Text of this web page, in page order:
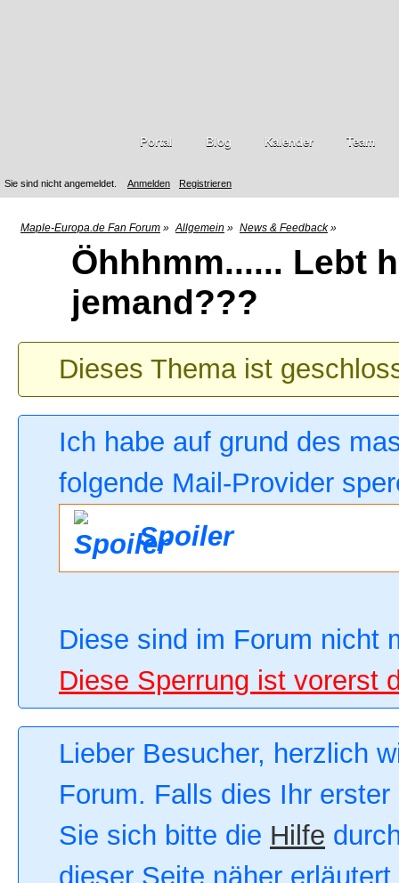
Sie sind nicht angemeldet. Anmelden Registrieren
Portal Blog Kalender Team
Maple-Europa.de Fan Forum » Allgemein » News & Feedback»
Öhhhmm...... Lebt
jemand???
Dieses Thema ist
Ich habe auf grund des
folgende Mail-Provider
Spoiler
Diese sind im Forum nicht
Diese Sperrung ist vorerst
Lieber Besucher, herzlich
Forum. Falls dies Ihr
Sie sich bitte die Hilfe
dieser Seite näher